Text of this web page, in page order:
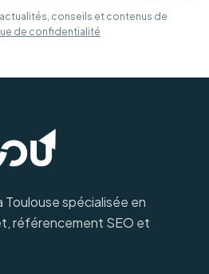
conseils et contenus de
de confidentialité
spécialisée en
référencement SEO et